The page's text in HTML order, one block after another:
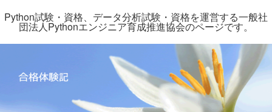
Python試験・資格、データ分析試験・資格を運営する一般社
団法人Pythonエンジニア育成推進協会のページです。